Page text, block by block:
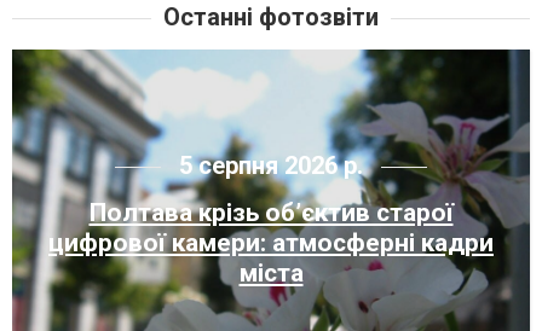
Останні фотозвіти
5 серпня 2026 р.
Полтава крізь об’єктив старої
цифрової камери: атмосферні кадри
міста